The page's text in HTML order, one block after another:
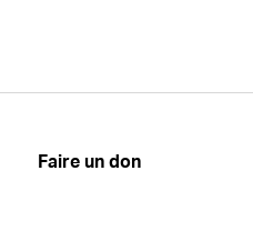
Faire un don